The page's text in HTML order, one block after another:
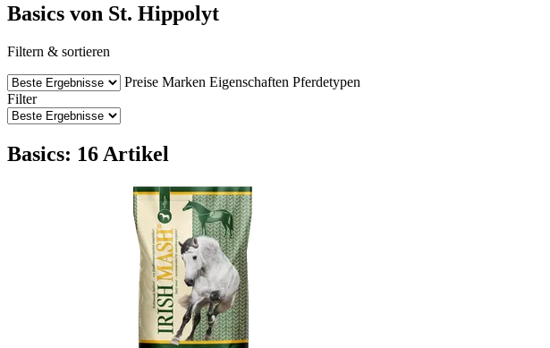
Basics von St. Hippolyt
Filtern & sortieren
Preise Marken Eigenschaften Pferdetypen
Filter
Basics: 16 Artikel